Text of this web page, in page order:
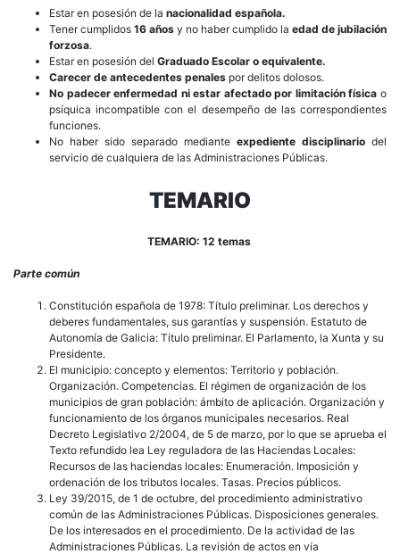
Estar en posesión de la nacionalidad española.
Tener cumplidos 16 años y no haber cumplido la edad de jubilación
forzosa.
Estar en posesión del Graduado Escolar o equivalente.
Carecer de antecedentes penales por delitos dolosos.
No padecer enfermedad ni estar afectado por limitación física o
psíquica incompatible con el desempeño de las correspondientes
funciones.
No haber sido separado mediante expediente disciplinario del
servicio de cualquiera de las Administraciones Públicas.
TEMARIO
TEMARIO: 12 temas
Parte común
Constitución española de 1978: Título preliminar. Los derechos y
deberes fundamentales, sus garantías y suspensión. Estatuto de
Autonomía de Galicia: Título preliminar. El Parlamento, la Xunta y su
Presidente.
El municipio: concepto y elementos: Territorio y población.
Organización. Competencias. El régimen de organización de los
municipios de gran población: ámbito de aplicación. Organización y
funcionamiento de los órganos municipales necesarios. Real
Decreto Legislativo 2/2004, de 5 de marzo, por lo que se aprueba el
Texto refundido lea Ley reguladora de las Haciendas Locales:
Recursos de las haciendas locales: Enumeración. Imposición y
ordenación de los tributos locales. Tasas. Precios públicos.
Ley 39/2015, de 1 de octubre, del procedimiento administrativo
común de las Administraciones Públicas. Disposiciones generales.
De los interesados en el procedimiento. De la actividad de las
Administraciones Públicas. La revisión de actos en vía